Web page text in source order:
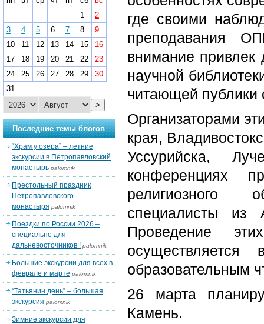
где своими
преподавания
внимание
научной
читающей публики
Организаторами
края,
Уссурийска,
конференциях
религиозного
специалисты
Проведение
образовательным
26 марта
Камень.
1
2
3
4 5 6 7 8
9
10
11 12 13 14 15
16
17
18 19 20 21 22
23
24
25 26 27 28 29
30
31
>
Последние темы блогов
“Храм у озера” – летние
экскурсии в Петропавловский
монастырь palomnik
Престольный праздник
Петропавловского
монастыря palomnik
Поездки по России 2026 –
специально для
дальневосточников ! palomnik
Большие экскурсии для всех в
феврале и марте palomnik
“Татьянин день” – большая
экскурсия palomnik
Зимние экскурсии для